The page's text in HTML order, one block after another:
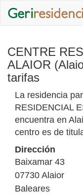
CENTRE
ALAIOR
tarifas
La residencia
RESIDENCIAL
encuentra en
centro es de
Dirección
Baixamar 43
07730 Alaior
Baleares